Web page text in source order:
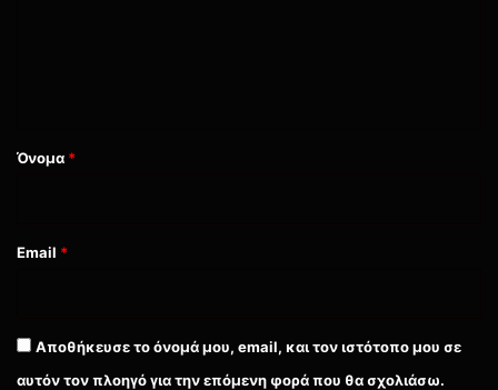
Όνομα *
Email *
Αποθήκευσε το όνομά μου, email, και τον ιστότοπο μου σε
αυτόν τον πλοηγό για την επόμενη φορά που θα σχολιάσω.